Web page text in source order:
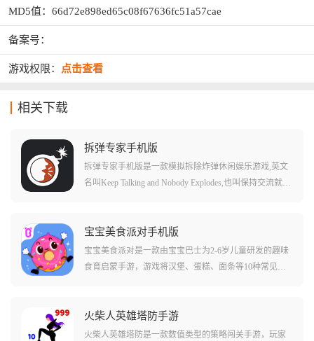
MD5值：66d72e898ed65c08f67636fc51a57cae
备案号：
游戏权限： 点击查看
相关下载
拆弹专家手机版
拆弹专家手机版是一款模拟拆除炸弹休闲娱乐游戏,英文
名叫Keep Talking and Nobody Explodes,也叫保持交流就没
炸。在游戏中,玩家一方扮演拆弹者,目标是在伙伴的帮助
下拆除炸弹,另一方则扮演拆弹专家,通过使用拆弹手册指
引你完成拆弹任务。游戏内拆弹者看不到手册,专家也看
不及拆除发生爆炸,则闯关失败。
宝宝美食派对手机版
宝宝美食派对是一款由宝宝巴士为2-6岁儿童研发的趣味
食育启蒙手游，游戏将汉堡、蛋糕、面条等10种常见美
通过帮美食洗澡、换装、装饰等互动，孩子能自然而然
地认识食材，了解食物的制作过程，并建立起对食物的
火柴人英雄塔防手游
火柴人英雄塔防是一款数值类型的策略闯关手游，玩家